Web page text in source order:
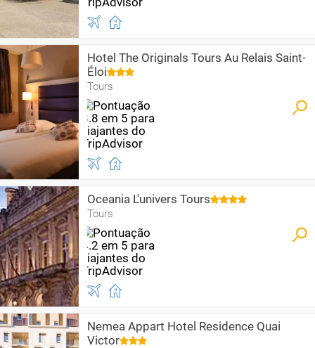
Hotel The Originals Tours Au Relais Saint-
Éloi
Tours
Oceania L'univers Tours
Tours
Nemea Appart Hotel Residence Quai
Victor